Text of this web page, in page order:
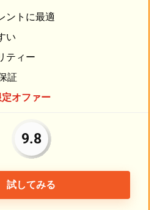
ントに最適
い
ティー
証
オファー
9.8
試してみる